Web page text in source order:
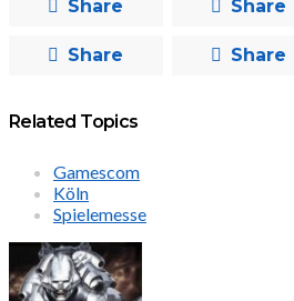
Share Share
Share Share
Related Topics
Gamescom
Köln
Spielemesse